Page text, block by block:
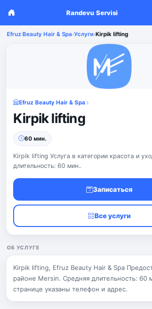
Randevu Servisi
Efruz Beauty Hair & Spa›Услуги›Kirpik lifting
Efruz Beauty Hair & Spa
Kirpik lifting
60 мин.
Kirpik lifting Услуга в категории красота и
длительность: 60 мин..
Записаться
Все услуги
ОБ УСЛУГЕ
Kirpik lifting, Efruz Beauty Hair & Spa
районе Mersin. Средняя длительность: 60
странице указаны телефон и адрес.